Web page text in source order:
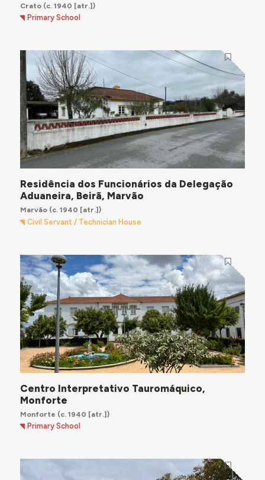
Crato(c. 1940 [atr.])
Primary School
Residência dos Funcionários da Delegação
Aduaneira, Beirã, Marvão
Marvão(c. 1940 [atr.])
Civil Servant / Technician House
Centro Interpretativo Tauromáquico,
Monforte
Monforte (c. 1940 [atr.])
Primary School